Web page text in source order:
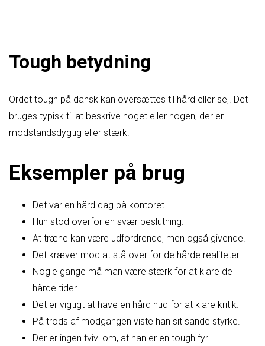
Tough betydning
Ordet tough på dansk kan oversættes til hård eller sej. Det
bruges typisk til at beskrive noget eller nogen, der er
modstandsdygtig eller stærk.
Eksempler på brug
Det var en hård dag på kontoret.
Hun stod overfor en svær beslutning.
At træne kan være udfordrende, men også givende.
Det kræver mod at stå over for de hårde realiteter.
Nogle gange må man være stærk for at klare de
hårde tider.
Det er vigtigt at have en hård hud for at klare kritik.
På trods af modgangen viste han sit sande styrke.
Der er ingen tvivl om, at han er en tough fyr.